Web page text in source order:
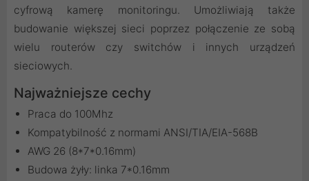
cyfrową kamerę monitoringu. Umożliwiają także
budowanie większej sieci poprzez połączenie ze sobą
wielu routerów czy switchów i innych urządzeń
sieciowych.
Najważniejsze cechy
Praca do 100Mhz
Kompatybilność z normami ANSI/TIA/EIA-568B
AWG 26 (8*7*0.16mm)
Budowa żyły: linka 7*0.16mm